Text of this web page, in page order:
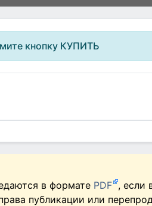
кнопку КУПИТЬ
в формате PDF , если
публикации или